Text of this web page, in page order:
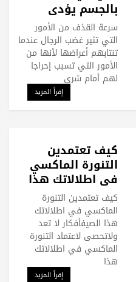
بالجسم يؤدي
لسرعة القذف؟
سرعة القذف من الأمور
التي تثير غضب الرجال عندما
تنتابهم أعراضها لأنها من
الأمور التي تسبب إحراجا
لهم أمام شري
إقرأ المزيد
كيف تعتمدين
التنورة الماكسي
في اطلالاتك هذا
الصيف؟
كيف تعتمدين التنورة
الماكسي في اطلالاتك
هذا الصيفأفكار لا تعد
ولاتحصى لاعتماد التنورة
الماكسي في اطلالاتك
هذا
إقرأ المزيد